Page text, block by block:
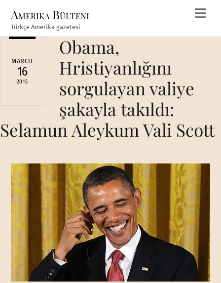
content
Amerika Bülteni
Türkçe Amerika gazetesi
MARCH
16
2015
Obama,
Hristiyanlığını
sorgulayan valiye
şakayla takıldı:
Selamun Aleykum Vali Scott